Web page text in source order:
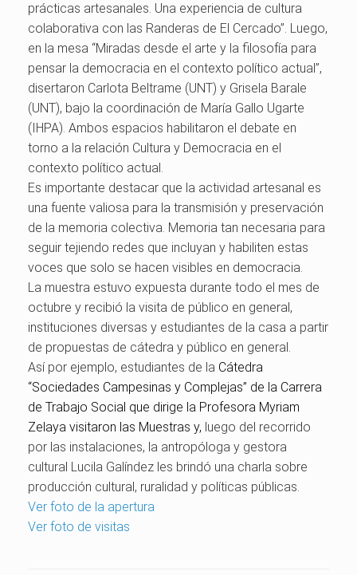
prácticas artesanales. Una experiencia de cultura
colaborativa con las Randeras de El Cercado”. Luego,
en la mesa “Miradas desde el arte y la filosofía para
pensar la democracia en el contexto político actual”,
disertaron Carlota Beltrame (UNT) y Grisela Barale
(UNT), bajo la coordinación de María Gallo Ugarte
(IHPA). Ambos espacios habilitaron el debate en
torno a la relación Cultura y Democracia en el
contexto político actual.
Es importante destacar que la actividad artesanal es
una fuente valiosa para la transmisión y preservación
de la memoria colectiva. Memoria tan necesaria para
seguir tejiendo redes que incluyan y habiliten estas
voces que solo se hacen visibles en democracia.
La muestra estuvo expuesta durante todo el mes de
octubre y recibió la visita de público en general,
instituciones diversas y estudiantes de la casa a partir
de propuestas de cátedra y público en general.
Así por ejemplo, estudiantes de la Cátedra
“Sociedades Campesinas y Complejas” de la Carrera
de Trabajo Social que dirige la Profesora Myriam
Zelaya visitaron las Muestras y, luego del recorrido
por las instalaciones, la antropóloga y gestora
cultural Lucila Galíndez les brindó una charla sobre
producción cultural, ruralidad y políticas públicas.
Ver foto de la apertura
Ver foto de visitas